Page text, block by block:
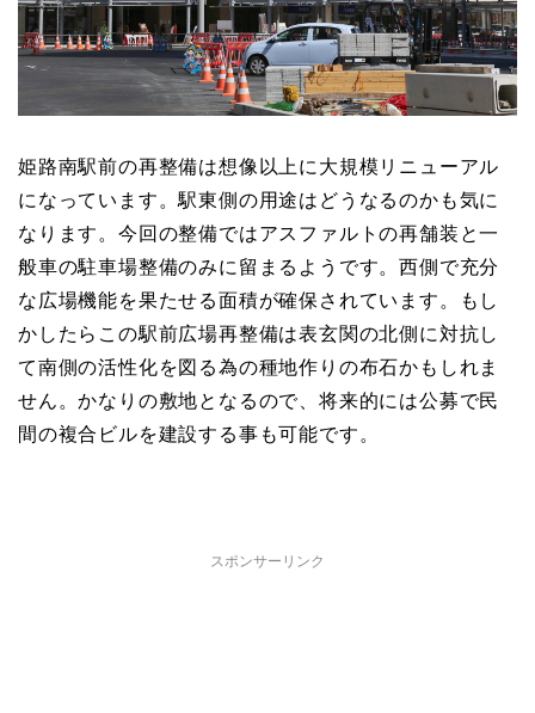
姫路南駅前の再整備は想像以上に大規模リニューアル
になっています。駅東側の用途はどうなるのかも気に
なります。今回の整備ではアスファルトの再舗装と一
般車の駐車場整備のみに留まるようです。西側で充分
な広場機能を果たせる面積が確保されています。もし
かしたらこの駅前広場再整備は表玄関の北側に対抗し
て南側の活性化を図る為の種地作りの布石かもしれま
せん。かなりの敷地となるので、将来的には公募で民
間の複合ビルを建設する事も可能です。
スポンサーリンク